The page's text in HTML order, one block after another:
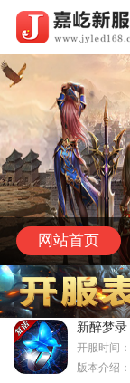
网站首页
新醉梦录
开服时间：
版本介绍：